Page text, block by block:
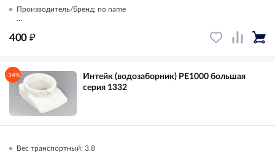
Производитель/Бренд: no name
...
400 ₽
-34%
Интейк (водозаборник) PE1000 большая
серия 1332
Вес транспортный: 3.8